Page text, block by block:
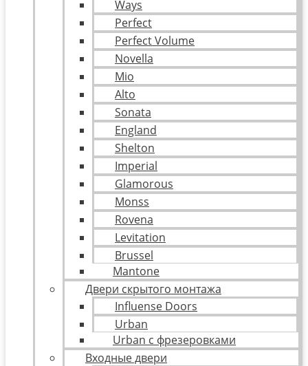
Ways
Perfect
Perfect Volume
Novella
Mio
Alto
Sonata
England
Shelton
Imperial
Glamorous
Monss
Rovena
Levitation
Brussel
Mantone
Двери скрытого монтажа
Influense Doors
Urban
Urban с фрезеровками
Входные двери